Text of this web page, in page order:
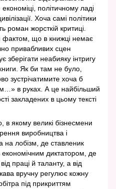
політичному ладі
Хоча самі політики
роман жорсткій критиці.
фактом, що в книжці немає
привабливих сцен
зберігати неабияку інтригу
Як би там не було,
зустрічатимите хоча б
в руках. А це найбільший
закладених в цьому тексті
в якому великі бізнесмени
виробництва і
на лобізм, де ставленик
диктатором, де
праці й таланту, а від
вручну регулює кожну
під прикриттям